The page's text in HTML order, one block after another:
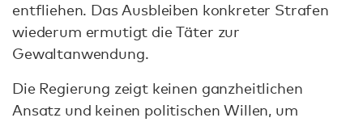
entfliehen. Das Ausbleiben konkreter Strafen
wiederum ermutigt die Täter zur
Gewaltanwendung.
Die Regierung zeigt keinen ganzheitlichen
Ansatz und keinen politischen Willen, um